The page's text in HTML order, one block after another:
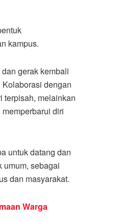
kampus.
gerak kembali
dengan
terpisah, melainkan
diri
untuk datang dan
umum, sebagai
dan masyarakat.
Warga